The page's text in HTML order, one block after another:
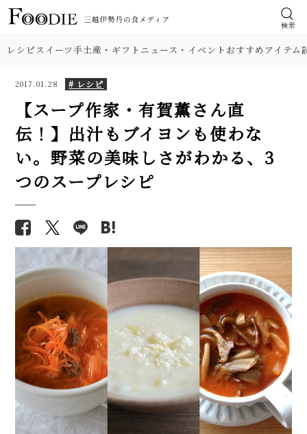
検索
レシピスイーツ手土産・ギフト ニュース・イベントおすすめアイテム
2017.01.28 # レシピ
【スープ作家・有賀薫さん直
伝！】出汁もブイヨンも使わな
い。野菜の美味しさがわかる、3
つのスープレシピ
【簡単】ゴロゴロひき肉が美
味！ 沖縄「タコライス」本格レ
シピ。辛さ調節できて子どもに
ーチキンカレー」人気レシピ。
甘さ控えめで米にも合う！
【人気】関東と関西の雑煮レシ
ピ2品。すまし汁・白味噌、角
餅・丸餅、具材の違いも注目！
フライパンで簡単「鮭のちゃん
ちゃん焼き」人気レシピ。味噌
だれとバターが美味！
関西の冬の定番！ 鮭を使った
「粕汁」のレシピ。シチューの
ように濃厚です
食材
肉
料理の種類
調理法
イベント・ピックアップ
【基本の塩分18%】手作り梅干
しのレシピ（作り方）。初めて
でも失敗しにくい！
け方。「甘酢漬け」と「塩漬
け」2つのレシピ
【シェフ直伝】ジェノベーゼソ
ースのレシピ。意外なコツはオ
リーブ油を使わないこと!?
柚子胡椒（ゆずこしょう）の自
家製レシピ。市販品では味わえ
ないフレッシュさ！
【基本】とうもろこしのゆで
方。甘さを120%引き出すには、
水から皮付き＆時間をかけて加